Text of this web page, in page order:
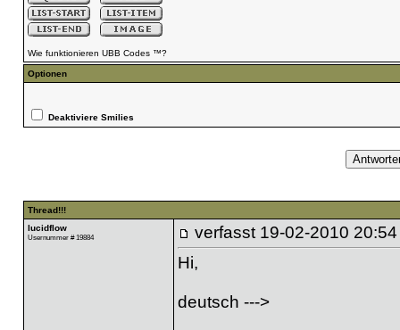
Wie funktionieren UBB Codes ™?
Optionen
Deaktiviere Smilies
Thread!!!
lucidflow
Usernummer # 19884 verfasst 19-02-2010 20:54
Hi,
deutsch --->